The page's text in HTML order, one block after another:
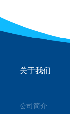
关于我们
公司简介